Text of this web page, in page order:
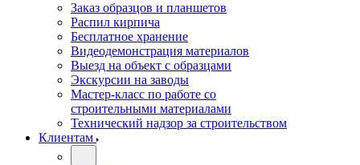
Заказ образцов и планшетов
Распил кирпича
Бесплатное хранение
Видеодемонстрация материалов
Выезд на объект с образцами
Экскурсии на заводы
Мастер-класс по работе со
строительными материалами
Технический надзор за строительством
Клиентам